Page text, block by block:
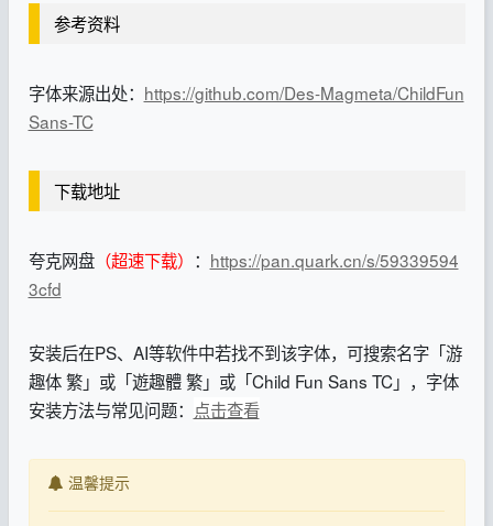
参考资料
字体来源出处： https://github.com/Des-Magmeta/ChildFun
Sans-TC
下载地址
夸克网盘（超速下载） ： https://pan.quark.cn/s/59339594
3cfd
安装后在PS、AI等软件中若找不到该字体，可搜索名字「游
趣体 繁」或「遊趣體 繁」或「Child Fun Sans TC」，字体
安装方法与常见问题： 点击查看
温馨提示